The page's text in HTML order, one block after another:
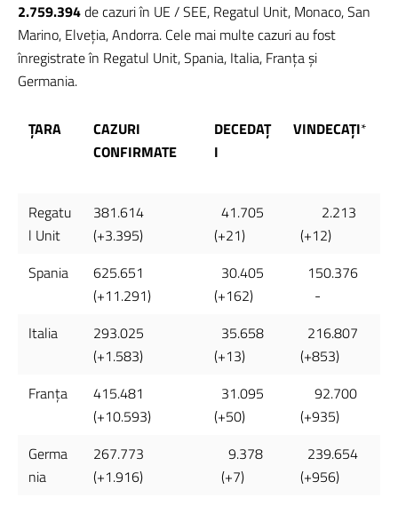
2.759.394de cazuri în UE / SEE, Regatul Unit, Monaco, San
Marino, Elveția, Andorra. Cele mai multe cazuri au fost
înregistrate în Regatul Unit, Spania, Italia, Franţa și
Germania.
ŢARA
CAZURI
CONFIRMATE
DECEDAȚ
I
VINDECAŢI*
Regatu
l Unit
381.614
(+3.395)
41.705
(+21)
2.213
(+12)
Spania
625.651
(+11.291)
30.405
(+162)
150.376
-
Italia
293.025
(+1.583)
35.658
(+13)
216.807
(+853)
Franţa
415.481
(+10.593)
31.095
(+50)
92.700
(+935)
Germa
nia
267.773
(+1.916)
9.378
(+7)
239.654
(+956)